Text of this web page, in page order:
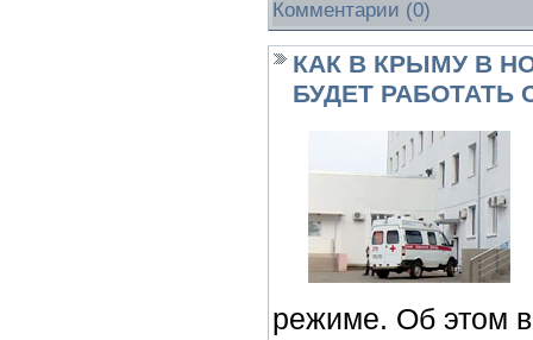
Комментарии (0)
КАК В КРЫМУ В
БУДЕТ
режиме. Об этом